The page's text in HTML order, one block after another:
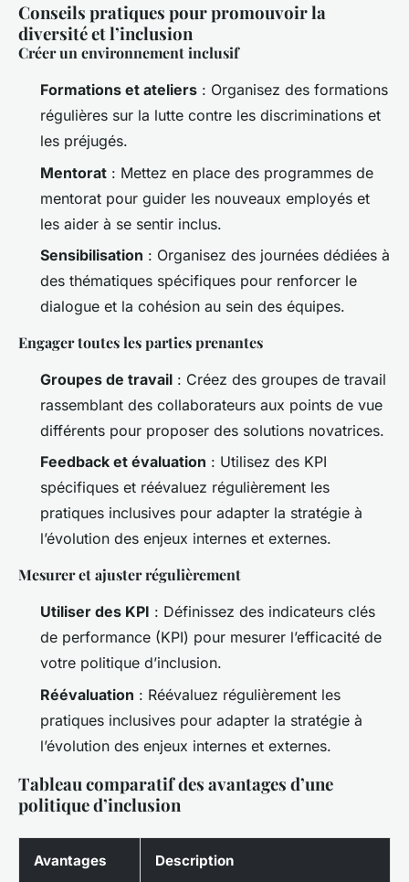
Conseils pratiques pour promouvoir la
diversité et l’inclusion
Créer un environnement inclusif
Formations et ateliers : Organisez des formations
régulières sur la lutte contre les discriminations et
les préjugés.
Mentorat : Mettez en place des programmes de
mentorat pour guider les nouveaux employés et
les aider à se sentir inclus.
Sensibilisation : Organisez des journées dédiées à
des thématiques spécifiques pour renforcer le
dialogue et la cohésion au sein des équipes.
Engager toutes les parties prenantes
Groupes de travail : Créez des groupes de travail
rassemblant des collaborateurs aux points de vue
différents pour proposer des solutions novatrices.
Feedback et évaluation : Utilisez des KPI
spécifiques et réévaluez régulièrement les
pratiques inclusives pour adapter la stratégie à
l’évolution des enjeux internes et externes.
Mesurer et ajuster régulièrement
Utiliser des KPI : Définissez des indicateurs clés
de performance (KPI) pour mesurer l’efficacité de
votre politique d’inclusion.
Réévaluation : Réévaluez régulièrement les
pratiques inclusives pour adapter la stratégie à
l’évolution des enjeux internes et externes.
Tableau comparatif des avantages d’une
politique d’inclusion
Avantages Description